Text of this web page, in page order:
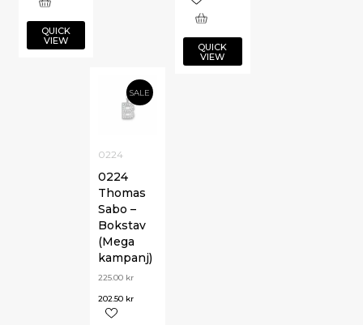
QUICK
VIEW
QUICK
VIEW
SALE
0224
0224
Thomas
Sabo –
Bokstav
(Mega
kampanj)
225.00 kr
202.50 kr